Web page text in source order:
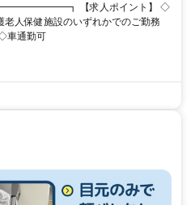
【求人ポイント】 ◇
人保健施設のいずれかでのご勤務
車通勤可